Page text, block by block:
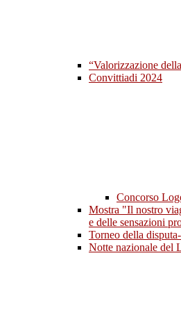
“Valorizzazione
Convittiadi 2024
Concorso
Mostra "Il nostro
e delle sensazioni
Torneo della
Notte nazionale del